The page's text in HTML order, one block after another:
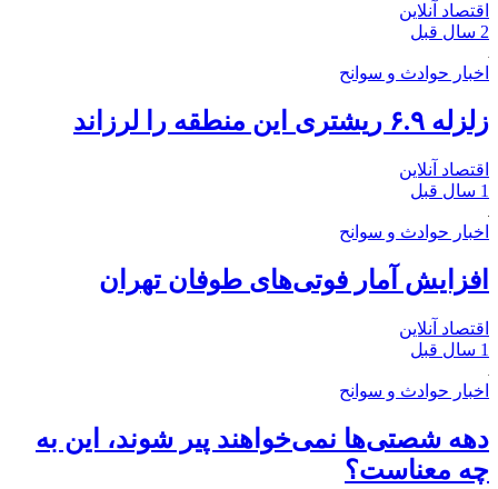
اقتصاد آنلاین
2 سال قبل
اخبار حوادث و سوانح
زلزله ۶.۹ ریشتری این منطقه را لرزاند
اقتصاد آنلاین
1 سال قبل
اخبار حوادث و سوانح
افزایش آمار فوتی‌های طوفان تهران
اقتصاد آنلاین
1 سال قبل
اخبار حوادث و سوانح
دهه شصتی‌ها نمی‌خواهند پیر شوند، این به
چه معناست؟